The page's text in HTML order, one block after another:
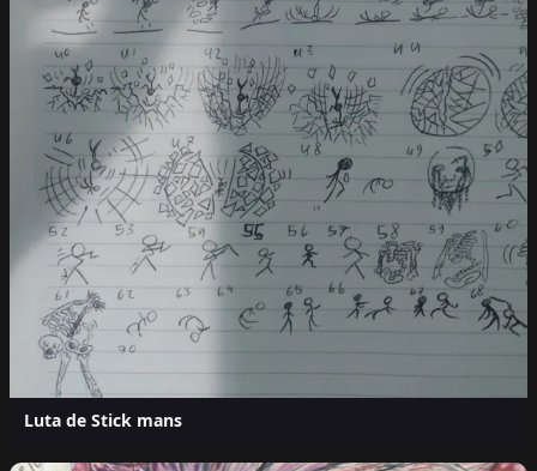
Luta de Stick mans